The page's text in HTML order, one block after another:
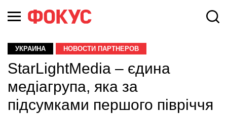
УКРАИНА НОВОСТИ ПАРТНЕРОВ
StarLightMedia – єдина
медіагрупа, яка за
підсумками першого півріччя